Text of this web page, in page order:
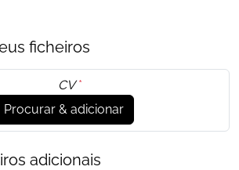
ficheiros
CV *
Procurar & adicionar
adicionais